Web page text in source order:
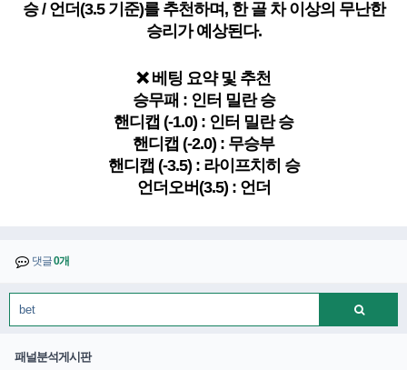
승 / 언더(3.5 기준)를 추천하며, 한 골 차 이상의 무난한
승리가 예상된다.
❌ 베팅 요약 및 추천
승무패 : 인터 밀란 승
핸디캡 (-1.0) : 인터 밀란 승
핸디캡 (-2.0) : 무승부
핸디캡 (-3.5) : 라이프치히 승
언더오버(3.5) : 언더
댓글0개
패널분석게시판